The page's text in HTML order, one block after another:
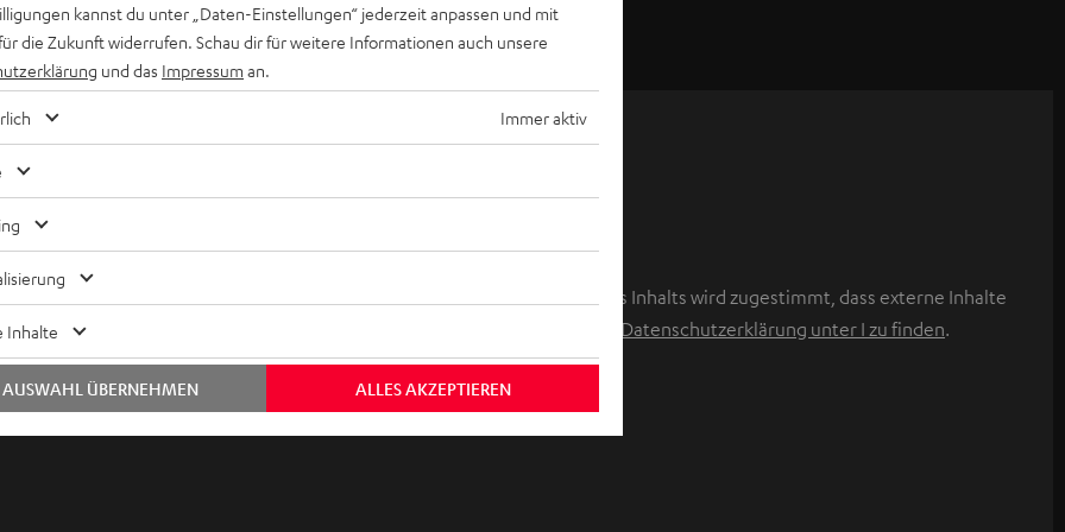
unten gehend wiederholst. Folge anschließend den
EINMALIG ZUSTIMMEN UND ANZEIGEN
Externe Inhalte immer anzeigen? In den Daten‑Einstellungen aktivieren
kann hier mit nur einem Klick angezeigt werden. Mit dem Anklicken des Inhalts wird zugestimmt, dass externe Inhalte
Drittplattformen übermittelt werden.
Weitere Informationen sind in der Datenschutzerklärung unter I zu finden.
kannst du unter „Daten-Einstellungen“ jederzeit anpassen und mit
die Zukunft widerrufen. Schau dir für weitere Informationen auch unsere
und das Impressum an.
Immer aktiv
Inhalte
ALLES AKZEPTIEREN
AUSWAHL ÜBERNEHMEN